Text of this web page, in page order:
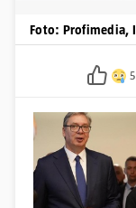
Foto: Profimedia,
5